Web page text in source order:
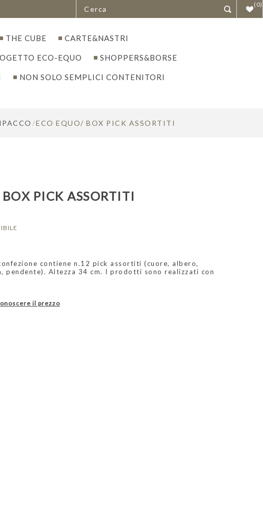
(0)
THE CUBE CARTE&NASTRI
ECO-EQUO SHOPPERS&BORSE
NON SOLO SEMPLICI CONTENITORI
/ECO EQUO/ BOX PICK ASSORTITI
PICK ASSORTITI
contiene n.12 pick assortiti (cuore, albero,
pendente). Altezza 34 cm. I prodotti sono realizzati con
il prezzo